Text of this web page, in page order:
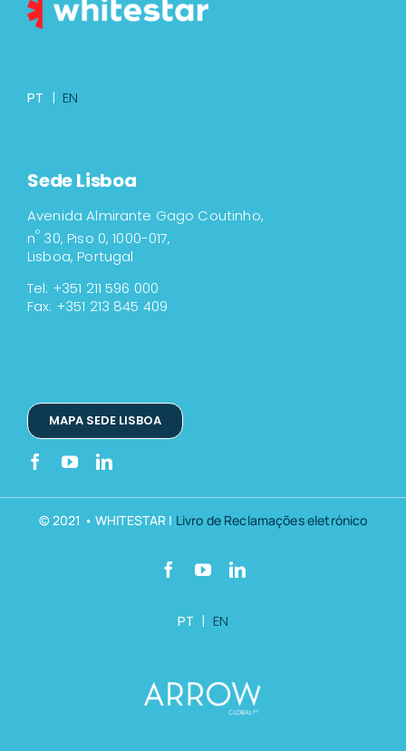
PT | EN
Sede Lisboa
Avenida Almirante Gago Coutinho,
nº 30, Piso 0, 1000-017,
Lisboa, Portugal
Tel: +351 211 596 000
Fax: +351 213 845 409
MAPA SEDE LISBOA
© 2021 • WHITESTAR | Livro de Reclamações eletrónico
PT | EN